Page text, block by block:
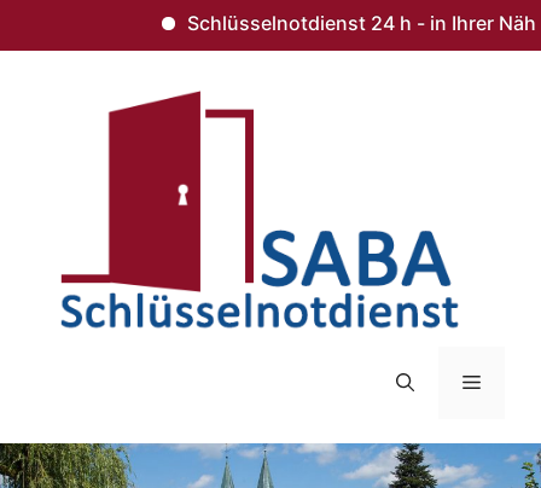
Schlüsselnotdienst 24 h - in Ihrer Nähe
Menü